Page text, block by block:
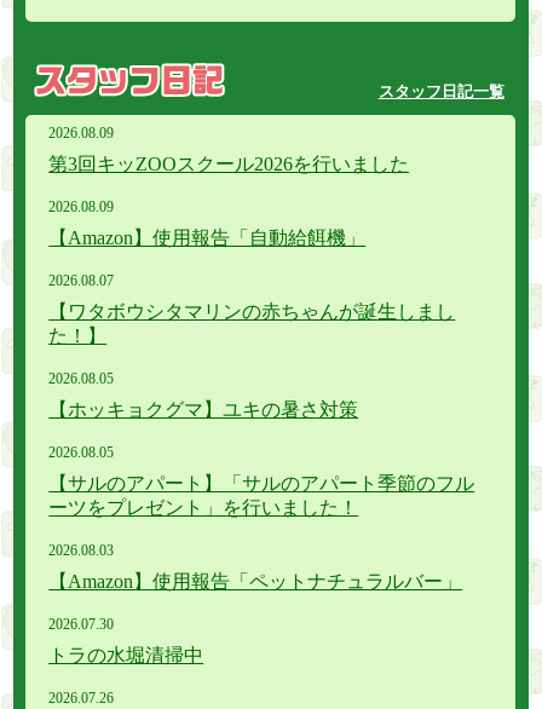
スタッフ日記一覧
2026.08.09
第3回キッZOOスクール2026を行いました
2026.08.09
【Amazon】使用報告「自動給餌機」
2026.08.07
【ワタボウシタマリンの赤ちゃんが誕生しまし
た！】
2026.08.05
【ホッキョクグマ】ユキの暑さ対策
2026.08.05
【サルのアパート】「サルのアパート季節のフル
ーツをプレゼント」を行いました！
2026.08.03
【Amazon】使用報告「ペットナチュラルバー」
2026.07.30
トラの水堀清掃中
2026.07.26